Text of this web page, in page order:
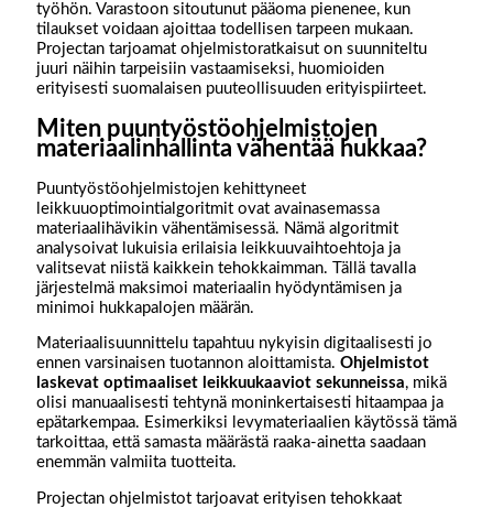
työhön. Varastoon sitoutunut pääoma pienenee, kun
tilaukset voidaan ajoittaa todellisen tarpeen mukaan.
Projectan tarjoamat ohjelmistoratkaisut on suunniteltu
juuri näihin tarpeisiin vastaamiseksi, huomioiden
erityisesti suomalaisen puuteollisuuden erityispiirteet.
Miten puuntyöstöohjelmistojen
materiaalinhallinta vähentää hukkaa?
Puuntyöstöohjelmistojen kehittyneet
leikkuuoptimointialgoritmit ovat avainasemassa
materiaalihävikin vähentämisessä. Nämä algoritmit
analysoivat lukuisia erilaisia leikkuuvaihtoehtoja ja
valitsevat niistä kaikkein tehokkaimman. Tällä tavalla
järjestelmä maksimoi materiaalin hyödyntämisen ja
minimoi hukkapalojen määrän.
Materiaalisuunnittelu tapahtuu nykyisin digitaalisesti jo
ennen varsinaisen tuotannon aloittamista. Ohjelmistot
laskevat optimaaliset leikkuukaaviot sekunneissa, mikä
olisi manuaalisesti tehtynä moninkertaisesti hitaampaa ja
epätarkempaa. Esimerkiksi levymateriaalien käytössä tämä
tarkoittaa, että samasta määrästä raaka-ainetta saadaan
enemmän valmiita tuotteita.
Projectan ohjelmistot tarjoavat erityisen tehokkaat